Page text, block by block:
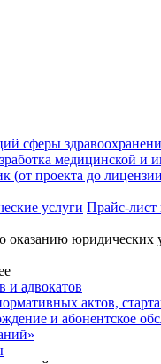
сферы
медицинской и
(от проекта до
услуги Прайс-лист
оказанию юридических
и адвокатов
актов,
и абонентское